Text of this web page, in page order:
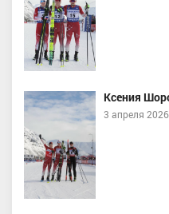
Ксения
3 апреля 2026